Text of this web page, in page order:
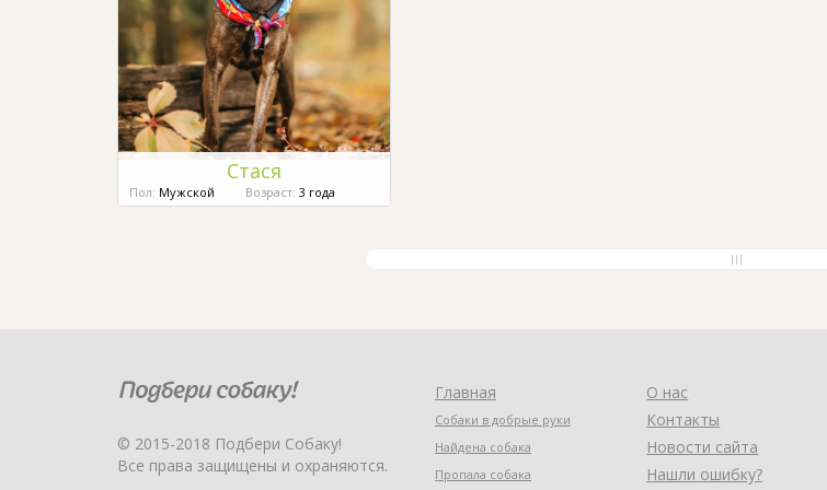
Стася
Пол: Мужской Возраст: 3 года
© 2015-2018 Подбери Собаку!
Все права защищены и охраняются.
Главная
Собаки в добрые руки
Найдена собака
Пропала собака
О нас
Контакты
Новости сайта
Нашли ошибку?